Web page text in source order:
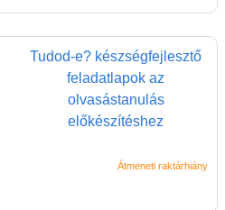
Tudod-e? készségfejlesztő
feladatlapok az
olvasástanulás
előkészítéshez
Átmeneti raktárhiány